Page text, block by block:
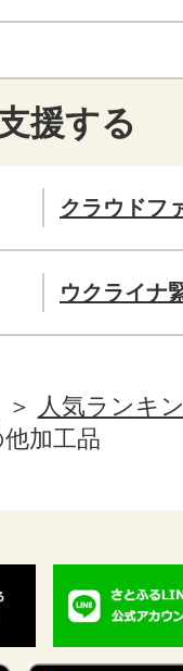
援する
クラウドフ
ウクライナ
人気ランキ
加工品